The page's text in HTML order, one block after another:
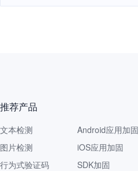
推荐产品
文本检测
图片检测
行为式验证码
Android应用加固
iOS应用加固
SDK加固